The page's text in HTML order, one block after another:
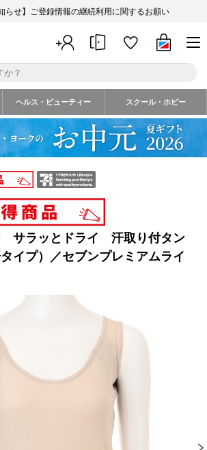
らせ】ご登録情報の継続利用に関するお願い
ヘルス・ビューティー スクール・ホビー
サラッとドライ 汗取り付タン
イプ）／セブンプレミアムライ